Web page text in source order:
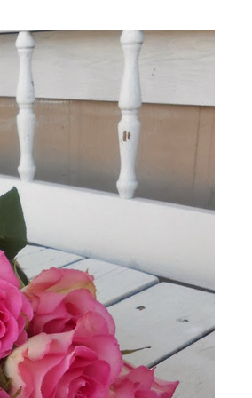
забрали в военное училище, но
в поле картошку, с него
на Курскую дугу. Затем ему
Вспоминая войну Иннокентий
это страшно всегда. А
животный ужас и идти вперед,
Смоктуновский (будем его
лишь после войны),
был захвачен в
и он прекрасно знал, что за
выход — желающим
Иннокентий Михайлович.
немцы гнали в Германию.